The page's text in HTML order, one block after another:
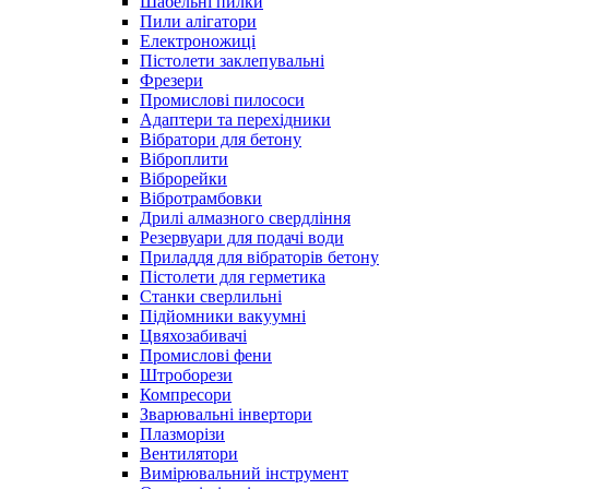
Пили алігатори
Електроножиці
Пістолети заклепувальні
Фрезери
Промислові пилососи
Адаптери та перехідники
Вібратори для бетону
Віброплити
Віброрейки
Вібротрамбовки
Дрилі алмазного свердління
Резервуари для подачі води
Приладдя для вібраторів бетону
Пістолети для герметика
Станки сверлильні
Підйомники вакуумні
Цвяхозабивачі
Промислові фени
Штроборези
Компресори
Зварювальні інвертори
Плазморізи
Вентилятори
Вимірювальний інструмент